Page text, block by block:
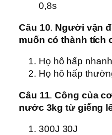
0,8s
Câu 10. Người vận
muốn có thành tích
Họ hô hấp
Họ hô hấp
Câu 11.Công của
nước 3kg từ giếng
300J 30J